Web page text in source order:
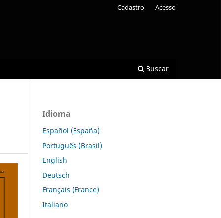
Buscar
Cadastro Acesso
Idioma
Español (España)
Português (Brasil)
English
Deutsch
Français (France)
Italiano